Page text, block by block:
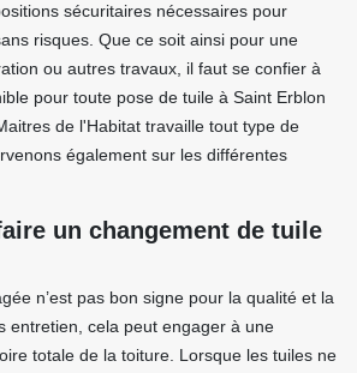
sécuritaires nécessaires pour
risques. Que ce soit ainsi pour une
ou autres travaux, il faut se confier à
pour toute pose de tuile à Saint Erblon
de l'Habitat travaille tout type de
également sur les différentes
un changement de tuile
n’est pas bon signe pour la qualité et la
entretien, cela peut engager à une
totale de la toiture. Lorsque les tuiles ne